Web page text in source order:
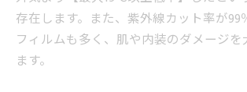
存在します。また、紫外線カット率が99
フィルムも多く、肌や内装のダメージを
ます。